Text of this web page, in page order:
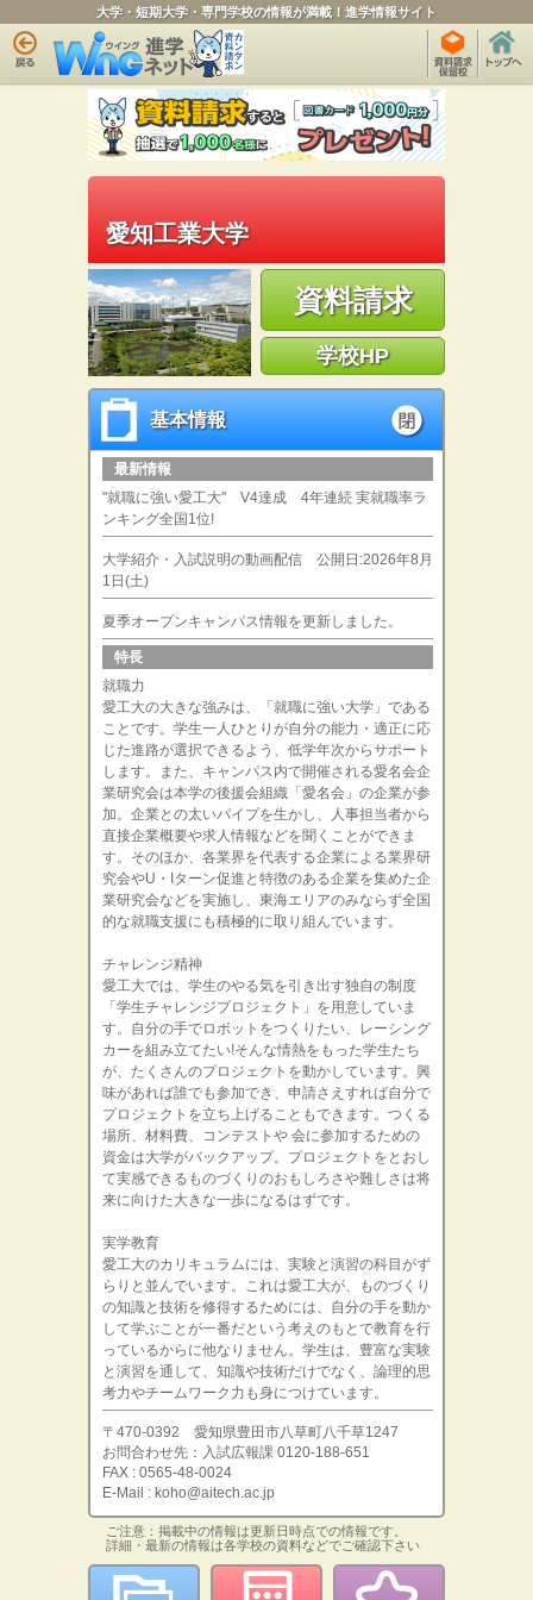
大学・短期大学・専門学校の情報が満載！進学情報サイト
愛知工業大学
資料請求
学校HP
基本情報
基本情報
最新情報
"就職に強い愛工大" V4達成 4年連続 実就職率ラ
ンキング全国1位!
大学紹介・入試説明の動画配信 公開日:2026年8月
1日(土)
夏季オープンキャンパス情報を更新しました。
特長
就職力
愛工大の大きな強みは、「就職に強い大学」である
ことです。学生一人ひとりが自分の能力・適正に応
じた進路が選択できるよう、低学年次からサポート
します。また、キャンパス内で開催される愛名会企
業研究会は本学の後援会組織「愛名会」の企業が参
加。企業との太いパイプを生かし、人事担当者から
直接企業概要や求人情報などを聞くことができま
す。そのほか、各業界を代表する企業による業界研
究会やU・Iターン促進と特徴のある企業を集めた企
業研究会などを実施し、東海エリアのみならず全国
的な就職支援にも積極的に取り組んでいます。
チャレンジ精神
愛工大では、学生のやる気を引き出す独自の制度
「学生チャレンジプロジェクト」を用意していま
す。自分の手でロボットをつくりたい、レーシング
カーを組み立てたい!そんな情熱をもった学生たち
が、たくさんのプロジェクトを動かしています。興
味があれば誰でも参加でき、申請さえすれば自分で
プロジェクトを立ち上げることもできます。つくる
場所、材料費、コンテストや 会に参加するための
資金は大学がバックアップ。プロジェクトをとおし
て実感できるものづくりのおもしろさや難しさは将
来に向けた大きな一歩になるはずです。
実学教育
愛工大のカリキュラムには、実験と演習の科目がず
らりと並んでいます。これは愛工大が、ものづくり
の知識と技術を修得するためには、自分の手を動か
して学ぶことが一番だという考えのもとで教育を行
っているからに他なりません。学生は、豊富な実験
と演習を通して、知識や技術だけでなく、論理的思
考力やチームワーク力も身につけています。
〒470-0392 愛知県豊田市八草町八千草1247
お問合わせ先：入試広報課 0120-188-651
FAX : 0565-48-0024
E-Mail : koho@aitech.ac.jp
ご注意：掲載中の情報は更新日時点での情報です。
詳細・最新の情報は各学校の資料などでご確認下さい